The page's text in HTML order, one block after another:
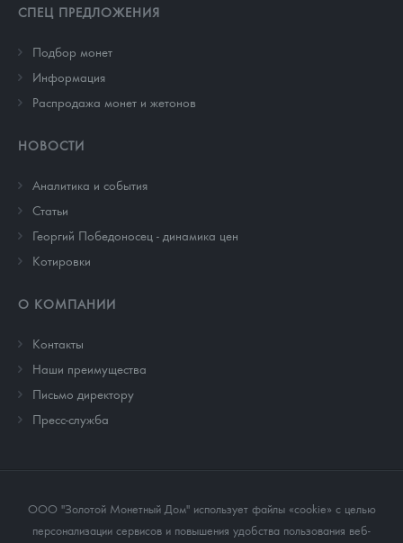
СПЕЦ ПРЕДЛОЖЕНИЯ
Подбор монет
Информация
Распродажа монет и жетонов
НОВОСТИ
Аналитика и события
Cтатьи
Георгий Победоносец - динамика цен
Котировки
О КОМПАНИИ
Контакты
Наши преимущества
Письмо директору
Пресс-служба
ООО "Золотой Монетный Дом" использует файлы «cookie» с целью
персонализации сервисов и повышения удобства пользования веб-